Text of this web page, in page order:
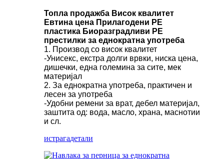
Топла продажба Висок квалитет
Евтина цена Прилагодени PE
пластика Биоразградливи PE
престилки за еднократна употреба
1. Производ со висок квалитет
-Унисекс, екстра долги врвки, ниска цена,
дишечки, една големина за сите, мек
материјал
2. За еднократна употреба, практичен и
лесен за употреба
-Удобни ремени за врат, дебел материјал,
заштита од: вода, масло, храна, маснотии
и сл.
истрагадетали